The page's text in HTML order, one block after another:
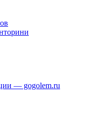
— gogolem.ru